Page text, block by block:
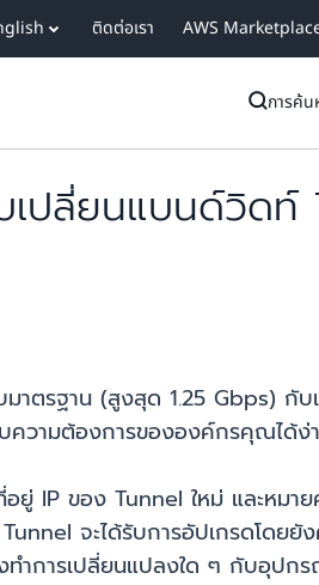
ติดต่อเรา AWS
การค้น
ปลี่ยนแบนด์วิดท์
าตรฐาน (สูงสุด 1.25 Gbps)
ความต้องการขององค์กรคุณได้ง่
ยู่ IP ของ Tunnel ใหม่ และหม
จะได้รับการอัปเกรดโดยยั
ทำการเปลี่ยนแปลงใด ๆ กับอุป